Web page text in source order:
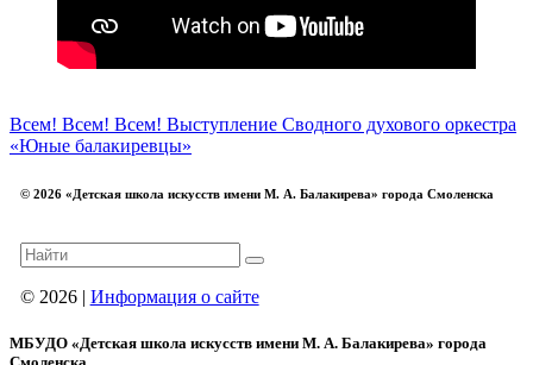
Всем! Всем! Всем! Выступление Сводного духового оркестра
«Юные балакиревцы»
© 2026 «Детская школа искусств имени М. А. Балакирева» города Смоленска
© 2026 | Информация о сайте
МБУДО «Детская школа искусств имени М. А. Балакирева» города